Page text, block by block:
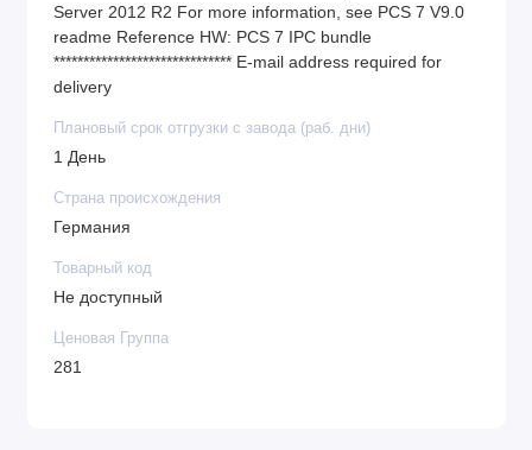
Server 2012 R2 For more information, see PCS 7 V9.0
readme Reference HW: PCS 7 IPC bundle
****************************** E-mail address required for
delivery
Плановый срок отгрузки с завода (раб. дни)
1 День
Страна происхождения
Германия
Товарный код
Не доступный
Ценовая Группа
281